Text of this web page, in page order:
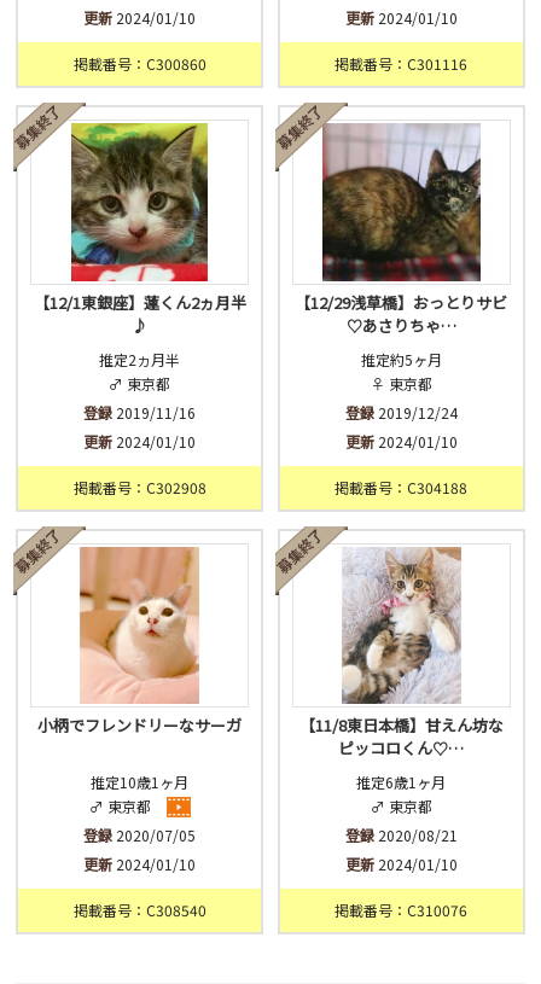
更新 2024/01/10
掲載番号：C300860
更新2024/01/10
掲載番号：C301116
【12/1東銀座】蓮くん2ヵ月半
♪
推定2ヵ月半
♂ 東京都
登録 2019/11/16
更新 2024/01/10
掲載番号：C302908
【12/29浅草橋】おっとりサビ
♡あさりちゃ…
推定約5ヶ月
♀ 東京都
登録2019/12/24
更新2024/01/10
掲載番号：C304188
小柄でフレンドリーなサーガ
推定10歳1ヶ月
♂ 東京都
登録 2020/07/05
更新 2024/01/10
掲載番号：C308540
【11/8東日本橋】甘えん坊な
ピッコロくん♡…
推定6歳1ヶ月
♂ 東京都
登録2020/08/21
更新2024/01/10
掲載番号：C310076